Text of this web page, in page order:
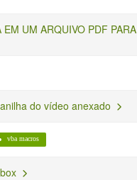
UM ARQUIVO PDF PARA
do vídeo anexado
vba macros